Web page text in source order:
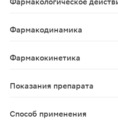
Фармакодинамика
Фармакокинетика
Показания препарата
Способ применения